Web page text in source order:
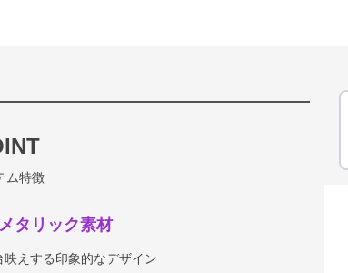
ム特徴
タリック素材
えする印象的なデザイン